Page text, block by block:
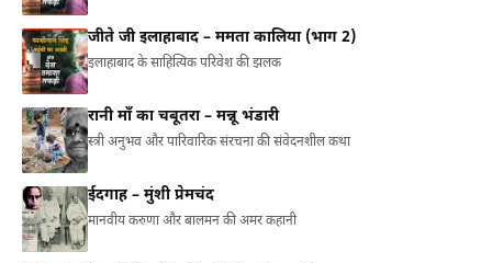
जीते जी इलाहाबाद – ममता कालिया (भाग 2)
इलाहाबाद के साहित्यिक परिवेश की झलक
रानी माँ का चबूतरा – मन्नू भंडारी
स्त्री अनुभव और पारिवारिक संरचना की संवेदनशील कथा
ईदगाह – मुंशी प्रेमचंद
मानवीय करुणा और बालमन की अमर कहानी